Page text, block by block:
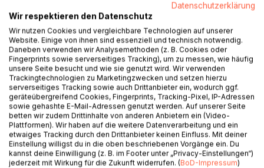
Eigentlich hatte Aaron sich auf einen ruhigen Sommer
eingestellt. Nach dem Tod seines Vaters war er am liebsten
allein. Aber ein mysteriöses Geschenk seiner Großmutter
wirft plötzlich Fragen auf. Und so reist Aaron kurzerhand zu
ihr nach Schottland. Dort trifft er Moe, Jules und Summer,
die ebenfalls ihre Ferien auf dem Hof der Großmutter
verbringen. Sie stellen schnell fest, dass sie nicht zufällig
zusammen dort sind. Sie sind die neuen Hüter einer Welt,
die Aaron bisher nur aus den Geschichten seines Vaters
kannte und die nun auch für die vier gefährlich real zu
werden scheint.Und so stürzen sie sich schon bald
gemeinsam in ein Abenteuer, von dem sie nicht einmal zu
träumen gewagt hätten.
Datenschutzerklärung
Wir respektieren den Datenschutz
Wir nutzen Cookies und vergleichbare Technologien auf unserer
Website. Einige von ihnen sind essenziell und technisch notwendig.
Daneben verwenden wir Analysemethoden (z. B. Cookies oder
Fingerprints sowie serverseitiges Tracking), um zu messen, wie häufig
unsere Seite besucht und wie sie genutzt wird. Wir verwenden
Trackingtechnologien zu Marketingzwecken und setzen hierzu
serverseitiges Tracking sowie auch Drittanbieter ein, wodurch ggf.
geräteübergreifend Cookies, Fingerprints, Tracking-Pixel, IP-Adressen
sowie gehashte E-Mail-Adressen genutzt werden. Auf unserer Seite
betten wir zudem Drittinhalte von anderen Anbietern ein (Video-
Plattformen). Wir haben auf die weitere Datenverarbeitung und ein
etwaiges Tracking durch den Drittanbieter keinen Einfluss. Mit deiner
Einstellung willigst du in die oben beschriebenen Vorgänge ein. Du
kannst deine Einwilligung (z. B. im Footer unter „Privacy-Einstellungen“)
jederzeit mit Wirkung für die Zukunft widerrufen. (BoD-Impressum)